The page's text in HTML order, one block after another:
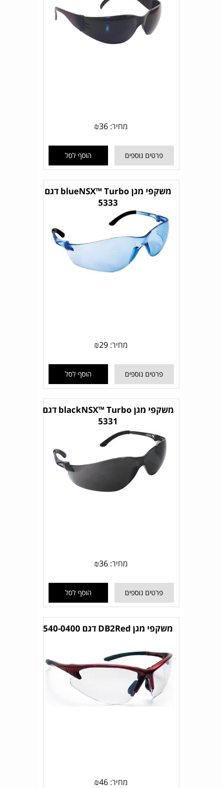
מחיר: ₪36
פרטים נוספים הוסף לסל
משקפי מגן blueNSX™ Turbo דגם
5333
מחיר: ₪29
פרטים נוספים הוסף לסל
משקפי מגן blackNSX™ Turbo דגם
5331
מחיר: ₪36
פרטים נוספים הוסף לסל
משקפי מגן DB2Red דגם 540-0400
מחיר: ₪46